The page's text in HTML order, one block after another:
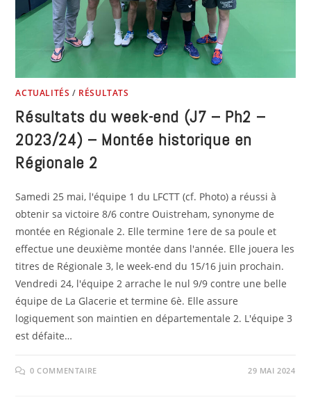
ACTUALITÉS / RÉSULTATS
Résultats du week-end (J7 – Ph2 –
2023/24) – Montée historique en
Régionale 2
Samedi 25 mai, l'équipe 1 du LFCTT (cf. Photo) a réussi à
obtenir sa victoire 8/6 contre Ouistreham, synonyme de
montée en Régionale 2. Elle termine 1ere de sa poule et
effectue une deuxième montée dans l'année. Elle jouera les
titres de Régionale 3, le week-end du 15/16 juin prochain.
Vendredi 24, l'équipe 2 arrache le nul 9/9 contre une belle
équipe de La Glacerie et termine 6è. Elle assure
logiquement son maintien en départementale 2. L'équipe 3
est défaite…
0 COMMENTAIRE 29 MAI 2024